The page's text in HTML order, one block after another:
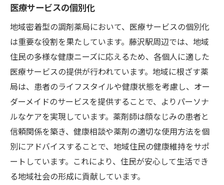
医療サービスの個別化
地域密着型の調剤薬局において、医療サービスの個別化
は重要な役割を果たしています。藤沢駅周辺では、地域
住民の多様な健康ニーズに応えるため、各個人に適した
医療サービスの提供が行われています。地域に根ざす薬
局は、患者のライフスタイルや健康状態を考慮し、オー
ダーメイドのサービスを提供することで、よりパーソナ
ルなケアを実現しています。薬剤師は顔なじみの患者と
信頼関係を築き、健康相談や薬剤の適切な使用方法を個
別にアドバイスすることで、地域住民の健康維持をサポ
ートしています。これにより、住民が安心して生活でき
る地域社会の形成に貢献しています。